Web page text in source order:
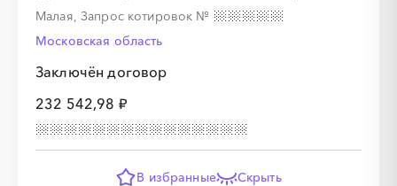
Малая, Запрос котировок №
Московская область
Заключён договор
232 542,98 ₽
В избранные Скрыть